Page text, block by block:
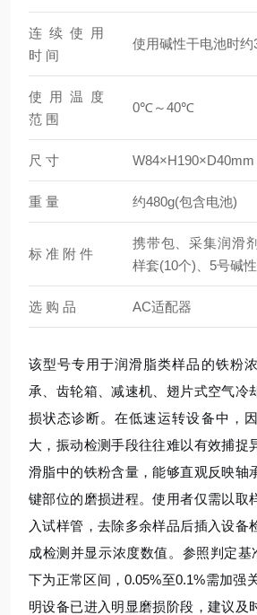
连 续 使 用
时 间
使用碱性干电池时约
使 用 温 度
范 围
0℃～40℃
尺 寸 W84×H190×D40mm
重 量 约480g(包含电池)
标 准 附 件
携带包、采集润滑
样套(10个)、5号碱
选 购 品 AC适配器
该型号专用于润滑脂类样品的铁粉
承、齿轮箱、减速机、翅片式空气冷
损状态诊断。在低速运转设备中，
大，振动检测手段往往难以有效捕捉
滑脂中的铁粉含量，能够直观反映轴
键部位的磨损进程。使用者仅需以取
入试样管，去除多余样品后插入设备
成检测并显示浓度数值。参照判定基
下为正常区间，0.05%至0.1%需加强
明设备已进入明显磨损阶段，建议及